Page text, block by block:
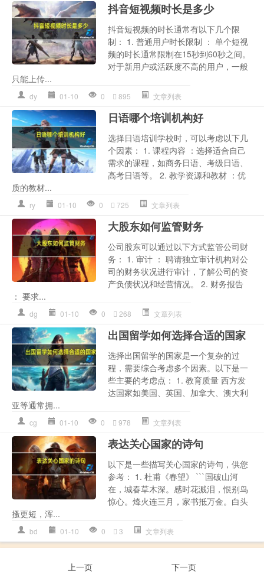
抖音短视频时长是多少
抖音短视频的时长通常有以下几个限
制： 1. 普通用户时长限制 ： 单个短视
频的时长通常限制在15秒到60秒之间。
对于新用户或活跃度不高的用户，一般
只能上传...
dy 01-10 0 895 文章列表
日语哪个培训机构好
选择日语培训学校时，可以考虑以下几
个因素： 1. 课程内容 ：选择适合自己
需求的课程，如商务日语、考级日语、
高考日语等。 2. 教学资源和教材 ：优
质的教材...
ry 01-10 0 725 文章列表
大股东如何监管财务
公司股东可以通过以下方式监管公司财
务： 1. 审计 ： 聘请独立审计机构对公
司的财务状况进行审计，了解公司的资
产负债状况和经营情况。 2. 财务报告
： 要求...
dg 01-10 0 268 文章列表
出国留学如何选择合适的国家
选择出国留学的国家是一个复杂的过
程，需要综合考虑多个因素。以下是一
些主要的考虑点： 1. 教育质量 西方发
达国家如美国、英国、加拿大、澳大利
亚等通常拥...
cg 01-10 0 978 文章列表
表达关心国家的诗句
以下是一些描写关心国家的诗句，供您
参考： 1. 杜甫《春望》 ```国破山河
在，城春草木深。感时花溅泪，恨别鸟
惊心。烽火连三月，家书抵万金。白头
搔更短，浑...
bd 01-10 0 3 文章列表
上一页 下一页